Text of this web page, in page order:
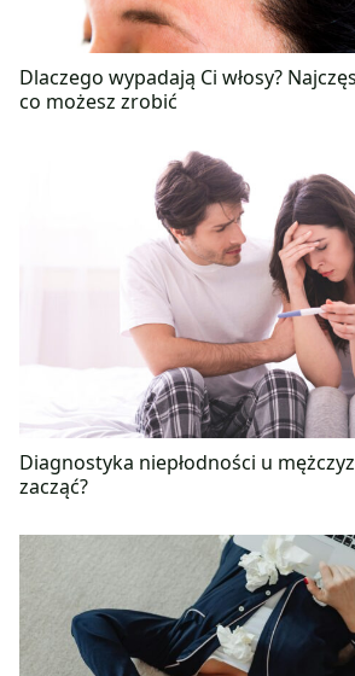
Dlaczego wypadają Ci włosy?
co możesz zrobić
Diagnostyka niepłodności u
zacząć?